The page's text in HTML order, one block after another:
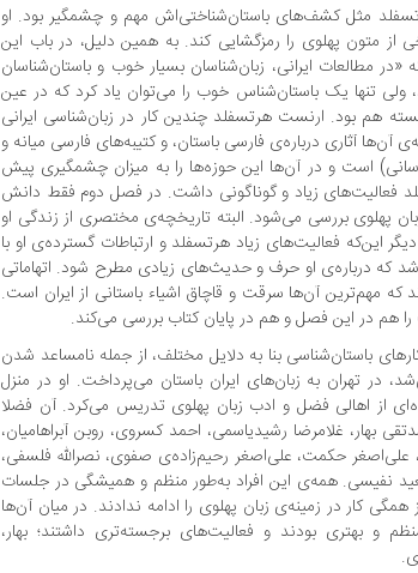
مثل کشف‌های باستان‌شناختی‌اش مهم و چشمگیر بود. او
از متون پهلوی را رمزگشایی کند. به همین دلیل، در باب این
مطالعات ایرانی، زبان‌شناسان بسیار خوب و باستان‌شناسان
ولی تنها یک باستان‌شناس خوب را می‌توان یاد کرد که در عین
هم بود. ارنست هرتسفلد چندین کار در زبان‌شناسی ایرانی
آن‌ها آثاری درباره‌ی فارسی باستان، و کتیبه‌های فارسی میانه و
است و در آن‌ها این حوزه‌ها را به میزان چشمگیری پیش
فعالیت‌های زیاد و گوناگونی داشت. در فصل دوم فقط دانش
پهلوی بررسی می‌شود. البته تاریخچه‌ی مختصری از زندگی او
این‌که فعالیت‌های زیاد هرتسفلد و ارتباطات گسترده‌ی او با
که درباره‌ی او حرف و حدیث‌های زیادی مطرح شود. اتهاماتی
که مهم‌ترین آن‌ها سرقت و قاچاق اشیاء باستانی از ایران است.
هم در این فصل و هم در پایان کتاب بررسی می‌کند.
باستان‌شناسی بنا به دلایل مختلف، از جمله نامساعد شدن
در تهران به زبان‌های ایران باستان می‌پرداخت. او در منزل
از اهالی فضل و ادب زبان پهلوی تدریس می‌کرد. آن فضلا
بهار، غلامرضا رشیدیاسمی، احمد کسروی، روبن آبراهامیان،
حکمت، علی‌اصغر رحیم‌‌زاده‌ی صفوی، نصرالله فلسفی،
نفیسی. همه‌ی این افراد به‌طور منظم و همیشگی در جلسات
کار در زمینه‌ی زبان پهلوی را ادامه ندادند. در میان آن‌ها
و بهتری بودند و فعالیت‌های برجسته‌‌تری داشتند؛ بهار،